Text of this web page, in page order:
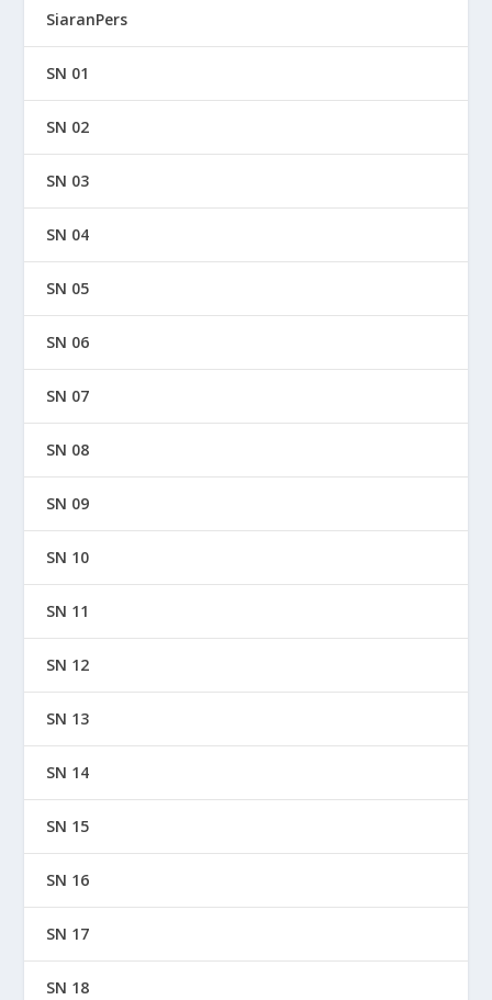
SiaranPers
SN 01
SN 02
SN 03
SN 04
SN 05
SN 06
SN 07
SN 08
SN 09
SN 10
SN 11
SN 12
SN 13
SN 14
SN 15
SN 16
SN 17
SN 18